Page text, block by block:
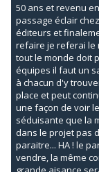
50 ans et revenu
passage éclair
éditeurs et
refaire je referai le
tout le monde doit
équipes il faut un
à chacun d'y
place et peut
une façon de voir
séduisante que la
dans le projet pas
paraitre... HA ! le
vendre, la même